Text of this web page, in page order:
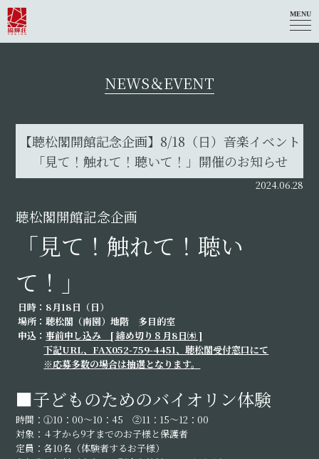
MENU
NEWS＆EVENT
【聴松閣開館記念企画】8/18（日）音楽イベント
「見て！触れて！聴いて！」開催のお知らせ
2024.06.28
聴松閣開館記念企画
「見て！触れて！聴い
て！」
日時：8月18日（日）
場所：聴松閣（南園）地階 多目的室
申込：事前申し込み [ 締め切り８月8日㈭ ]
下記URL、FAX052-759-4451、聴松閣受付窓口にて
※応募多数の場合は抽選となります。
■子どものためのバイオリン体験
時間：①10：00～10：45 ➁11：15～12：00
対象：４才から9才までのお子様と保護者
定員：各10名（体験者するお子様）